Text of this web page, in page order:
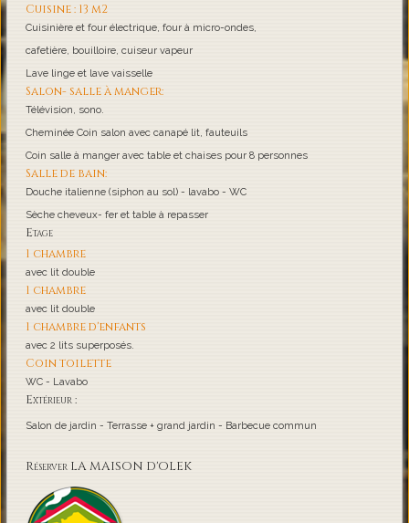
Cuisine : 13 m2
Cuisinière et four électrique, four à micro-ondes,
cafetière, bouilloire, cuiseur vapeur
Lave linge et lave vaisselle
Salon- salle à manger:
Télévision, sono.
Cheminée Coin salon avec canapé lit, fauteuils
Coin salle à manger avec table et chaises pour 8 personnes
Salle de bain:
Douche italienne (siphon au sol) - lavabo - WC
Sèche cheveux- fer et table à repasser
Etage
1 chambre
avec lit double
1 chambre
avec lit double
1 chambre d'enfants
avec 2 lits superposés.
Coin toilette
WC - Lavabo
Extérieur :
Salon de jardin - Terrasse + grand jardin - Barbecue commun
Réserver LA MAISON D'OLEK